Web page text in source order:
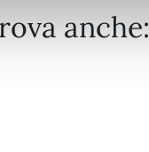
anche: